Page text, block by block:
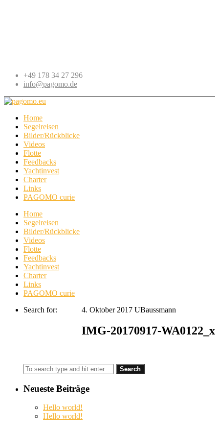
+49 178 34 27 296
info@pagomo.de
Home
Segelreisen
Bilder/Rückblicke
Videos
Flotte
Feedbacks
Yachtinvest
Charter
Links
PAGOMO curie
Home
Segelreisen
Bilder/Rückblicke
Videos
Flotte
Feedbacks
Yachtinvest
Charter
Links
PAGOMO curie
4. Oktober 2017 UBaussmann
IMG-20170917-WA0122_x
Search for:
Neueste Beiträge
Hello world!
Hello world!